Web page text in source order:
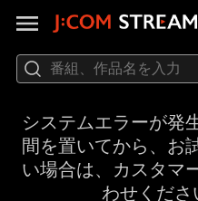
システムエラーが発
間を置いてから、お
い場合は、カスタマ
わせくださ